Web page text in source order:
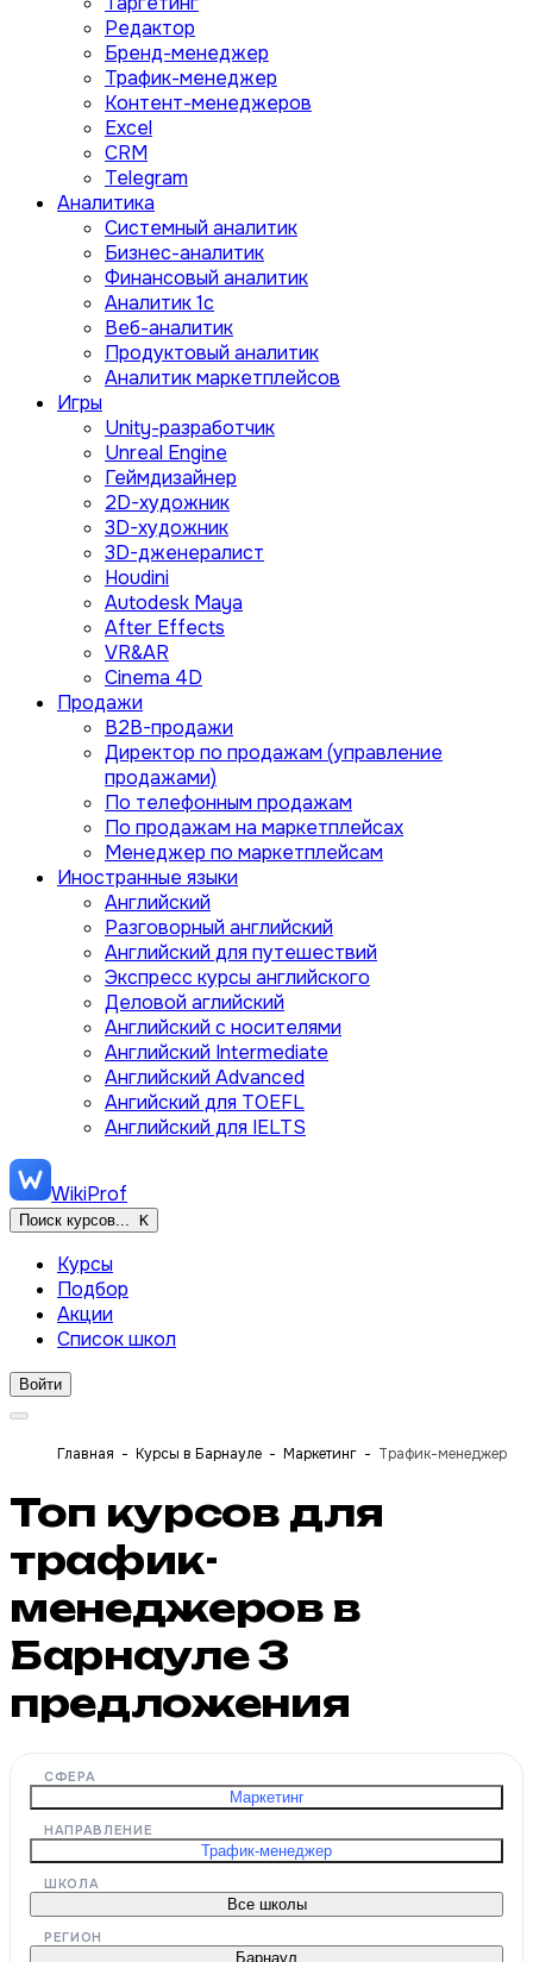
Редактор
Бренд-менеджер
Трафик-менеджер
Контент-менеджеров
Excel
CRM
Telegram
Аналитика
Системный аналитик
Бизнес-аналитик
Финансовый аналитик
Aналитик 1с
Веб-аналитик
Продуктовый аналитик
Аналитик маркетплейсов
Игры
Unity-разработчик
Unreal Engine
Геймдизайнер
2D-художник
3D-художник
3D-дженералист
Houdini
Autodesk Maya
After Effects
VR&AR
Cinema 4D
Продажи
B2B-продажи
Директор по продажам (управление
продажами)
По телефонным продажам
По продажам на маркетплейсах
Менеджер по маркетплейсам
Иностранные языки
Английский
Разговорный английский
Английский для путешествий
Экспресс курсы английского
Деловой аглийский
Английский с носителями
Английский Intermediate
Английский Advanced
Ангийский для TOEFL
Английский для IELTS
WikiProf
Поиск курсов... K
Курсы
Подбор
Акции
Список школ
Войти
Главная Курсы в Барнауле Маркетинг Трафик-менеджер
Топ курсов для
трафик-
менеджеров в
Барнауле3
предложения
СФЕРА
Маркетинг
НАПРАВЛЕНИЕ
Трафик-менеджер
ШКОЛА
Все школы
РЕГИОН
Барнаул